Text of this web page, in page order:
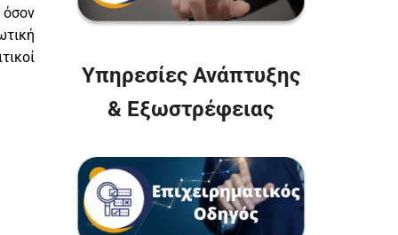
Υπηρεσίες Ανάπτυξης
& Εξωστρέφειας